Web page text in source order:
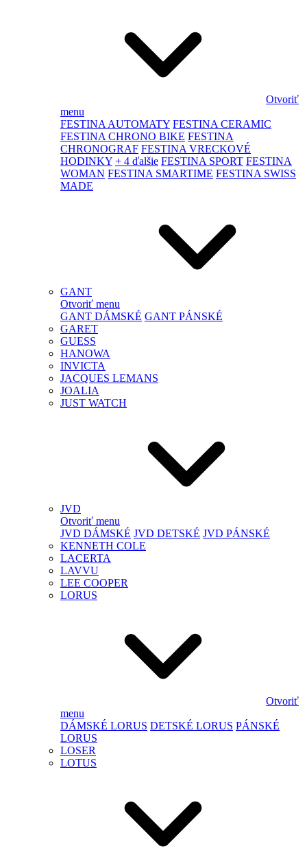
Otvoriť
menu
FESTINA AUTOMATY FESTINA CERAMIC
FESTINA CHRONO BIKE FESTINA
CHRONOGRAF FESTINA VRECKOVÉ
HODINKY + 4 ďalšie FESTINA SPORT FESTINA
WOMAN FESTINA SMARTIME FESTINA SWISS
MADE
GANT
Otvoriť menu
GANT DÁMSKÉ GANT PÁNSKÉ
GARET
GUESS
HANOWA
INVICTA
JACQUES LEMANS
JOALIA
JUST WATCH
JVD
Otvoriť menu
JVD DÁMSKÉ JVD DETSKÉ JVD PÁNSKÉ
KENNETH COLE
LACERTA
LAVVU
LEE COOPER
LORUS
Otvoriť
menu
DÁMSKÉ LORUS DETSKÉ LORUS PÁNSKÉ
LORUS
LOSER
LOTUS